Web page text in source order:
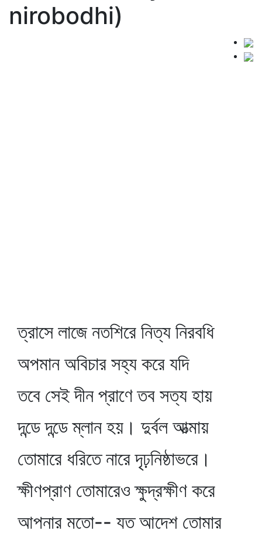
nirobodhi)
ত্রাসে লাজে নতশিরে নিত্য নিরবধি
অপমান অবিচার সহ্য করে যদি
তবে সেই দীন প্রাণে তব সত্য হায়
দন্ডে দন্ডে ম্লান হয়। দুর্বল আত্মায়
তোমারে ধরিতে নারে দৃঢ়নিষ্ঠাভরে।
ক্ষীণপ্রাণ তোমারেও ক্ষুদ্রক্ষীণ করে
আপনার মতো-- যত আদেশ তোমার